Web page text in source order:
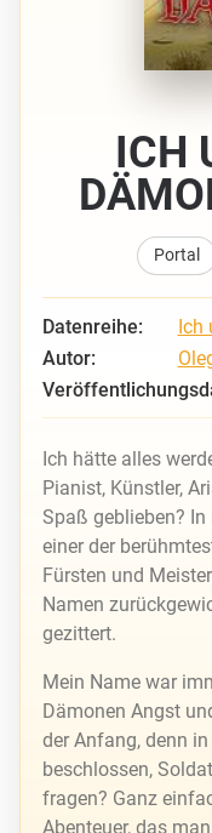
ICH
Portal
Datenreihe:
Ich
Autor:
Ich hätte alles
Pianist, Künstler,
Spaß geblieben?
einer der
Fürsten und
Namen
gezittert.
Mein Name war
Dämonen Angst
der Anfang, denn
beschlossen,
fragen? Ganz
Abenteuer, das